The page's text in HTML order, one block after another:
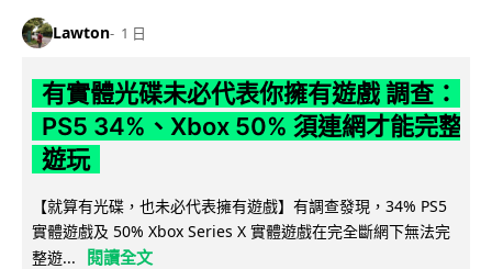
Lawton 1 日
有實體光碟未必代表你擁有遊戲 調查：
PS5 34%、Xbox 50% 須連網才能完整
遊玩
【就算有光碟，也未必代表擁有遊戲】有調查發現，34% PS5
實體遊戲及 50% Xbox Series X 實體遊戲在完全斷網下無法完
整遊...
閱讀全文